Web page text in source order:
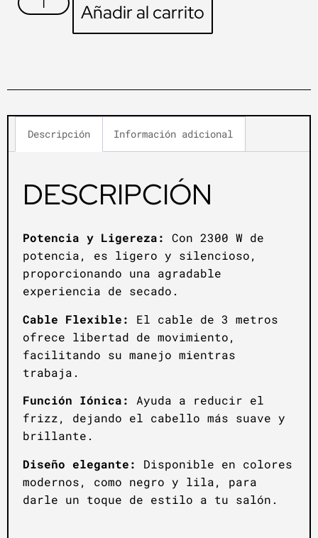
Añadir al carrito
Descripción Información adicional
DESCRIPCIÓN
Potencia y Ligereza:
Con 2300 W de
potencia, es ligero y silencioso,
proporcionando una agradable
experiencia de secado.
Cable Flexible:
El cable de 3 metros
ofrece libertad de movimiento,
facilitando su manejo mientras
trabaja.
Función Iónica:
Ayuda a reducir el
frizz, dejando el cabello más suave y
brillante.
Diseño elegante:
Disponible en colores
modernos, como negro y lila, para
darle un toque de estilo a tu salón.